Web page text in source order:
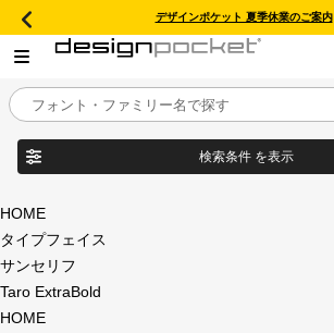
デザインポケット 夏季休業のご案内
目的別フォントガイド
特集
検索条件 を表示
商品名
HOME
タイプフェイス
サンセリフ
Taro ExtraBold
HOME